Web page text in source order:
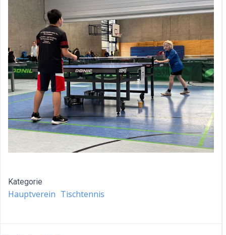
Kategorie
Hauptverein Tischtennis